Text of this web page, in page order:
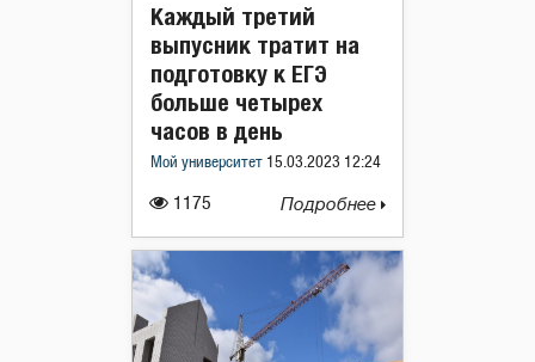
1175
Каждый третий
выпусник тратит на
подготовку к ЕГЭ
больше четырех
часов в день
Мой университет 15.03.2023 12:24
Подробнее